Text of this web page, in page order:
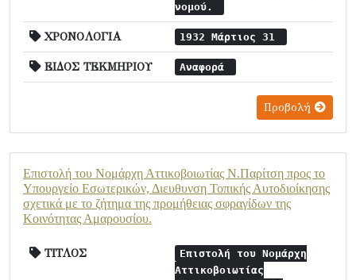
νομού.
ΧΡΟΝΟΛΟΓΙΑ 1932 Μάρτιος 31
ΕΙΔΟΣ ΤΕΚΜΗΡΙΟΥ Αναφορά
Προβολή
Επιστολή του Νομάρχη Αττικοβοιωτίας Ν.Παρίτση προς το
Υπουργείο Εσωτερικών, Διευθυνση Τοπικής Αυτοδιοίκησης
σχετικά με το ζήτημα της προμήθειας σφραγίδων της
Κοινότητας Αμαρουσίου.
ΤΙΤΛΟΣ
Επιστολή του Νομάρχη
Αττικοβοιωτίας